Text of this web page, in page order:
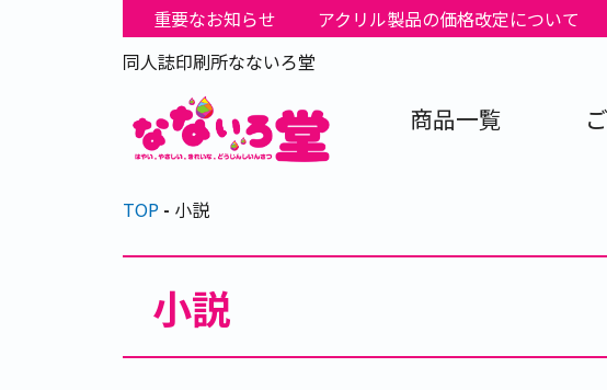
重要なお知らせ アクリル製品の価格改定について
同人誌印刷所なないろ堂
商品一覧
TOP 小説
小説